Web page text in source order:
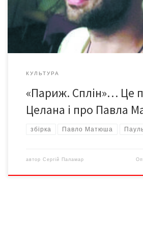
кохання і досвіди, які, за словами
залишаються з тобою». Що та як з цієї
КУЛЬТУРА
«Париж. Сплін»… Це
Целана і про Павла
збірка Павло Матюша
автор Сергій Паламар